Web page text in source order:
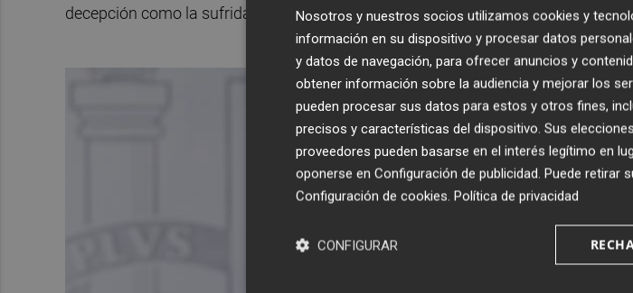
decepción como la sufrida el 8 de mayo.Nosotros y nuestros socios utilizamos cookies y
información en su dispositivo y procesar datos
y datos de navegación, para ofrecer anuncios y
obtener información sobre la audiencia y mejorar los
pueden procesar sus datos para estos y otros fines,
precisos y características del dispositivo. Sus
proveedores pueden basarse en el interés legítimo en
oponerse en Configuración de publicidad. Puede retirar
Configuración de cookies. Política de privacidad
CONFIGURAR